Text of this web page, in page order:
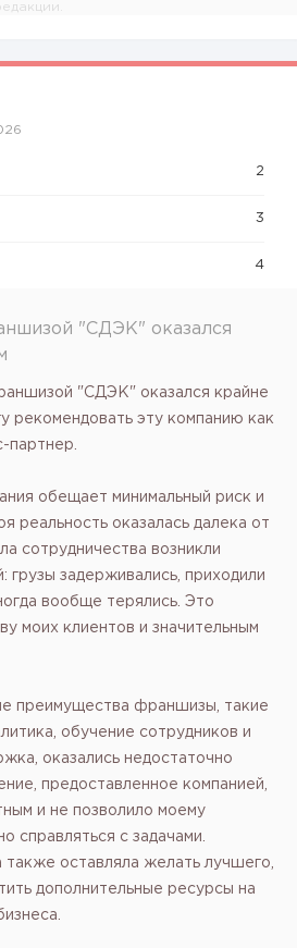
2
3
4
"СДЭК" оказался
"СДЭК" оказался крайне
рекомендовать эту компанию как
партнер.
обещает минимальный риск и
реальность оказалась далека от
сотрудничества возникли
грузы задерживались, приходили
вообще терялись. Это
моих клиентов и значительным
преимущества франшизы, такие
обучение сотрудников и
оказались недостаточно
предоставленное компанией,
и не позволило моему
справляться с задачами.
оставляла желать лучшего,
дополнительные ресурсы на